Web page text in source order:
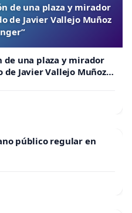
de una plaza y mirador
de Javier Vallejo Muñoz
una plaza y mirador
Javier Vallejo Muñoz
público regular en